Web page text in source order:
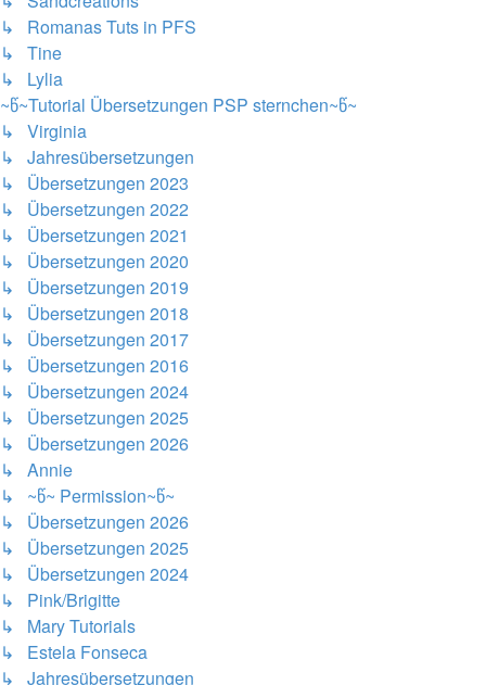
↳ Romanas Tuts in PFS
↳ Tine
↳ Lylia
~წ~Tutorial Übersetzungen PSP sternchen~წ~
↳ Virginia
↳ Jahresübersetzungen
↳ Übersetzungen 2023
↳ Übersetzungen 2022
↳ Übersetzungen 2021
↳ Übersetzungen 2020
↳ Übersetzungen 2019
↳ Übersetzungen 2018
↳ Übersetzungen 2017
↳ Übersetzungen 2016
↳ Übersetzungen 2024
↳ Übersetzungen 2025
↳ Übersetzungen 2026
↳ Annie
↳ ~წ~ Permission~წ~
↳ Übersetzungen 2026
↳ Übersetzungen 2025
↳ Übersetzungen 2024
↳ Pink/Brigitte
↳ Mary Tutorials
↳ Estela Fonseca
↳ Jahresübersetzungen